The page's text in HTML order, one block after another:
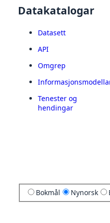
Datakatalogar
Datasett
API
Omgrep
Tenester og
hendingar
Bokmål Nynorsk